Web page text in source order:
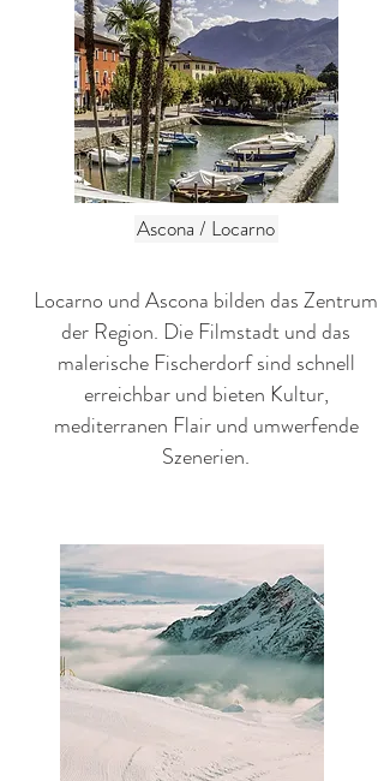
Ascona / Locarno
Locarno und Ascona bilden das Zentrum
der Region. Die Filmstadt und das
malerische Fischerdorf sind schnell
erreichbar und bieten Kultur,
mediterranen Flair und umwerfende
Szenerien.